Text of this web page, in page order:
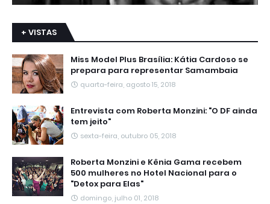
+ VISTAS
Miss Model Plus Brasília: Kátia Cardoso se
prepara para representar Samambaia
quarta-feira, agosto 15, 2018
Entrevista com Roberta Monzini: "O DF ainda
tem jeito"
sexta-feira, outubro 05, 2018
Roberta Monzini e Kênia Gama recebem
500 mulheres no Hotel Nacional para o
"Detox para Elas"
domingo, julho 01, 2018